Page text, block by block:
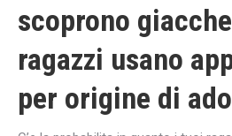
scoprono
ragazzi usano
per origine di